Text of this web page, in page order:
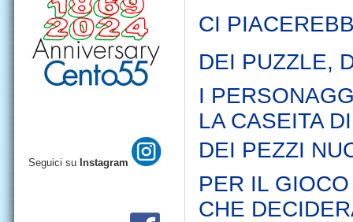
CI
DEI PUZZLE,
I
LA CASEITA
DEI PEZZI
PER IL
CHE
Seguici su Instagram